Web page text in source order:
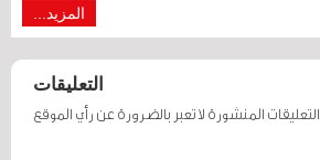
المزيد...
التعليقات
التعليقات المنشورة لا تعبر بالضرورة عن رأي الموقع